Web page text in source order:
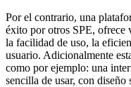
Por el contrario, una
éxito por otros SPE, ofrece
la facilidad de uso, la
usuario. Adicionalmente
como por ejemplo: una
sencilla de usar, con diseño